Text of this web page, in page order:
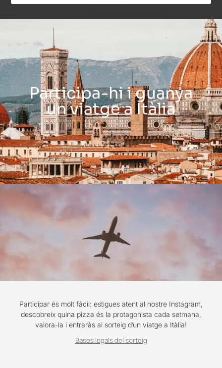
Participa-hi i guanya
un viatge a Itàlia
Participar és molt fàcil: estigues atent al nostre Instagram,
descobreix quina pizza és la protagonista cada setmana,
valora-la i entraràs al sorteig d’un viatge a Itàlia!
Bases legals del sorteig